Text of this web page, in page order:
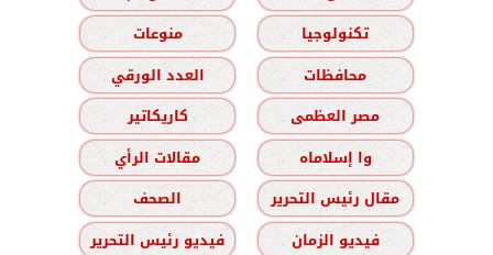
تكنولوجيا
منوعات
محافظات
العدد الورقي
مصر العظمى
كاريكاتير
وا إسلاماه
مقالات الرأي
مقال رئيس التحرير
الصحف
فيديو الزمان
فيديو رئيس التحرير